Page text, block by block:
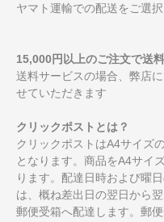
ヤマト運輸での配送をご選択
15,000円以上のご注文で送
送料サービスの場合、弊店
せていただきます
クリックポストとは？
クリックポストはA4サイズ
となります。商品をA4サイ
ります。配達日時および曜
は、概ね差出日の翌日から
郵便受箱へ配達します。郵